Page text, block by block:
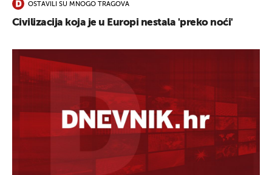
OSTAVILI SU MNOGO TRAGOVA
Civilizacija koja je u Europi nestala 'preko noći'